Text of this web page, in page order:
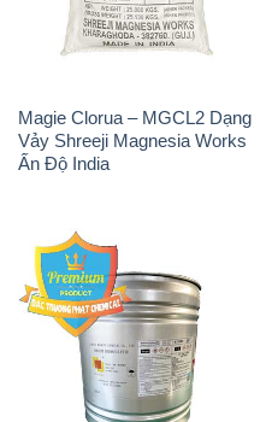
Magie Clorua – MGCL2 Dạng
Vảy Shreeji Magnesia Works
Ấn Độ India